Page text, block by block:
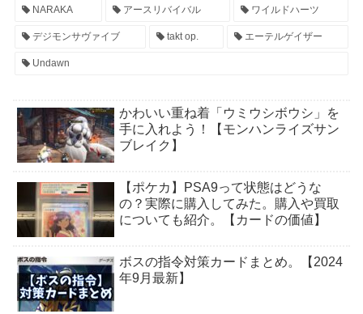
NARAKA アースリバイバル ワイルドハーツ
デジモンサヴァイブ takt op. エーテルゲイザー
Undawn
かわいい重ね着「ウミウシボウシ」を
手に入れよう！【モンハンライズサン
ブレイク】
【ポケカ】PSA9って状態はどうな
の？実際に購入してみた。購入や買取
についても紹介。【カードの価値】
ボスの指令対策カードまとめ。【2024
年9月最新】